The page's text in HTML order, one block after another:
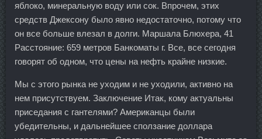
яблоко, минеральную воду или сок. Впрочем, этих
средств Джексону было явно недостаточно, потому что
он все больше влезал в долги. Маршала Блюхера, 41
Расстояние: 659 метров Банкоматы г. Все, все сегодня
говорят об одном, что цены на нефть крайне низкие.
Мы с этого рынка не уходим и не уходили, активно на
нем присутствуем. Заключение Итак, кому актуальны
приседания с гантелями? Американцы были
убедительны, и дальнейшее сползание доллара